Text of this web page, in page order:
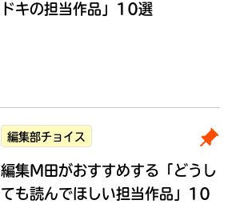
ドキの担当作品」10選
編集部チョイス
編集M田がおすすめする 「どうし
ても読んでほしい担当作品」10